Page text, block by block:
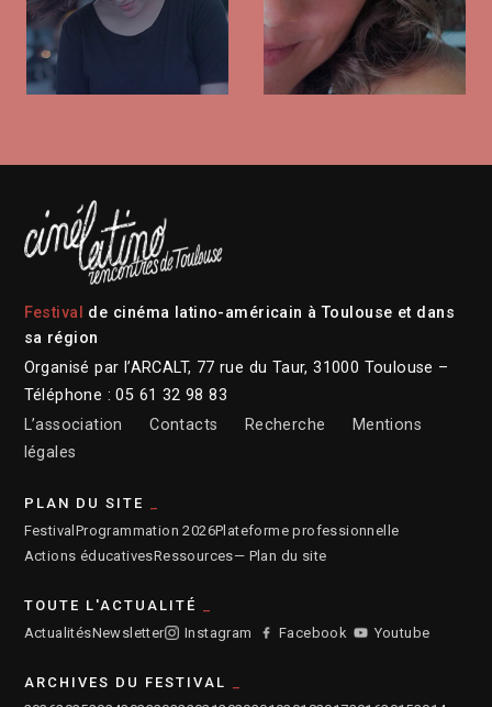
Festival
de cinéma latino-américain à Toulouse et dans
sa région
Organisé par l’ARCALT, 77 rue du Taur, 31000 Toulouse –
Téléphone : 05 61 32 98 83
L’association
Contacts Recherche
Mentions
légales
PLAN DU SITE
Festival Programmation 2026Plateforme professionnelle
Actions éducativesRessources— Plan du site
TOUTE L'ACTUALITÉ
ActualitésNewsletter Instagram Facebook Youtube
ARCHIVES DU FESTIVAL